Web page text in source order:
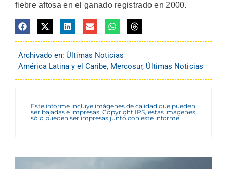
fiebre aftosa en el ganado registrado en 2000.
Archivado en: Últimas Noticias
América Latina y el Caribe, Mercosur, Últimas Noticias
Este informe incluye imágenes de calidad que pueden
ser bajadas e impresas. Copyright IPS, estas imágenes
sólo pueden ser impresas junto con este informe